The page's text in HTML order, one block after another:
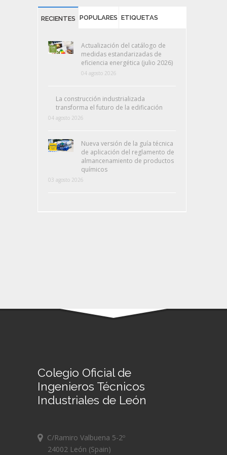
RECIENTES POPULARES ETIQUETAS
Actualización del catálogo de
medidas estandarizadas de
eficiencia energética (julio 2026)
04 agosto 2026
La construcción industrializada
transforma el futuro de la edificación
04 agosto 2026
Nueva versión de la guía técnica
de aplicación del reglamento de
almancenamiento de productos
químicos
03 agosto 2026
Colegio Oficial de
Ingenieros Técnicos
Industriales de León
C/Ramiro Valbuena 5-2º
24002 León (Spain)